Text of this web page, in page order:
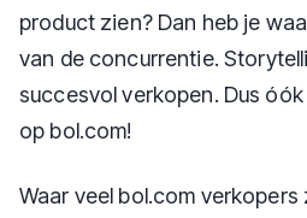
product zien? Dan heb je
van de concurrentie.
succesvol verkopen. Dus
op bol.com!
Waar veel bol.com